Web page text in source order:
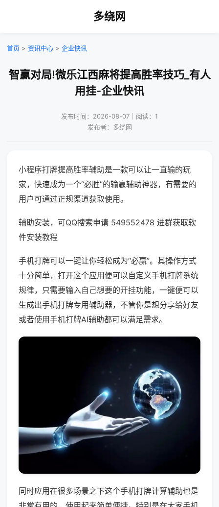
多绕网
首页 > 资讯中心 > 企业快讯
智赢对局!微乐江西麻将提高胜率技巧_有人
用挂-企业快讯
发布时间：2026-08-07｜阅读：1
发布者：多绕网
小程序打牌提高胜率辅助是一款可以让一直输的玩
家，快速成为一个“必胜”的输赢辅助神器，有需要的
用户可通过正规渠道获取使用。
辅助安装，可QQ搜索申请 549552478 进群获取软
件安装教程
手机打牌可以一键让你轻松成为“必赢”。其操作方式
十分简单，打开这个应用便可以自定义手机打牌系统
规律，只需要输入自己想要的开挂功能，一键便可以
生成出手机打牌专用辅助器，不管你是想分享给好友
或者使用手机打牌AI辅助都可以满足需求。
同时应用在很多场景之下这个手机打牌计算辅助也是